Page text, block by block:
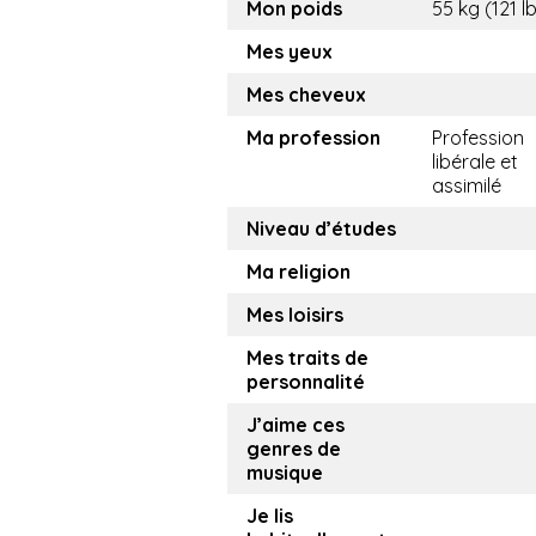
Mon poids
55 kg (121
Mes yeux
Mes cheveux
Ma profession
Profession
libérale et
assimilé
Niveau d’études
Ma religion
Mes loisirs
Mes traits de
personnalité
J’aime ces
genres de
musique
Je lis